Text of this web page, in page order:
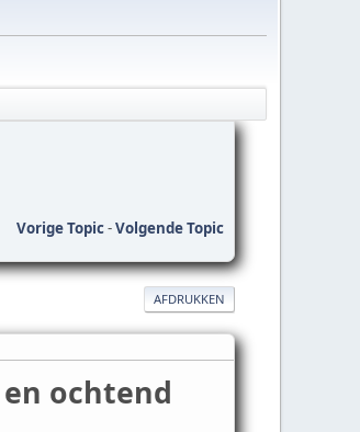
Vorige Topic-Volgende Topic
AFDRUKKEN
ochtend